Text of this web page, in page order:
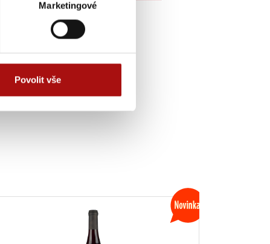
Marketingové
Povolit vše